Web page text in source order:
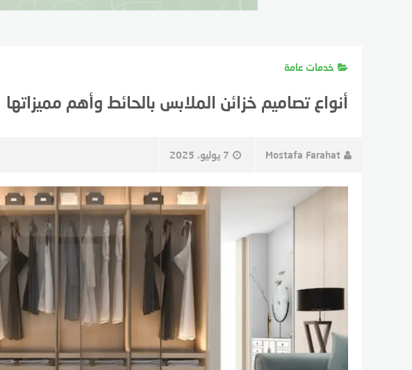
خدمات عامة
أنواع تصاميم خزائن الملابس بالحائط وأهم مميزاتها
Mostafa Farahat 7 يوليو، 2025